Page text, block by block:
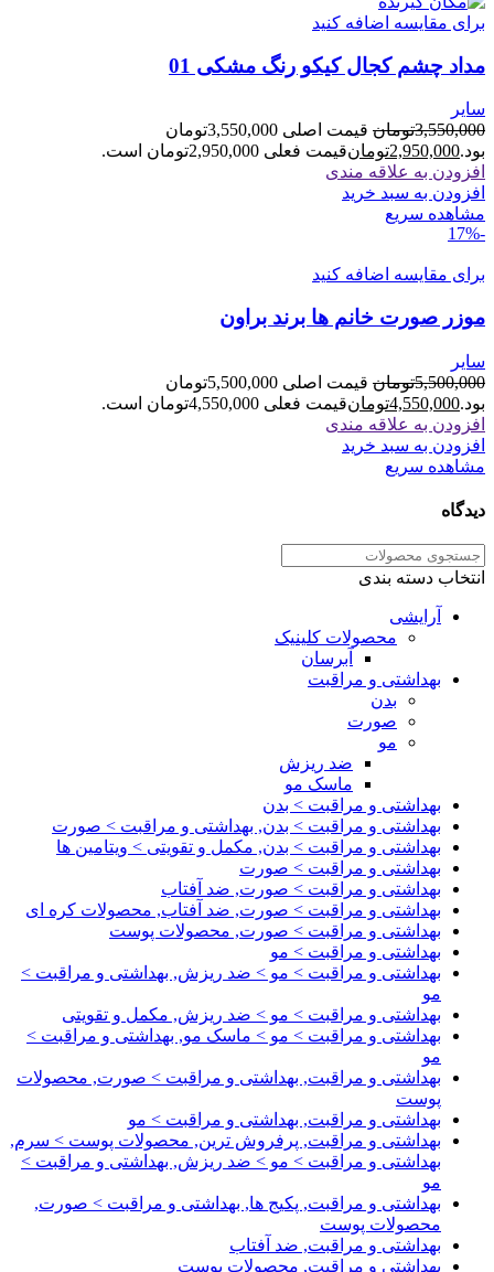
برای مقایسه اضافه کنید
مداد چشم کجال کیکو رنگ مشکی 01
سایر
3,550,000تومان
قیمت اصلی 3,550,000تومان
بود.2,950,000تومانقیمت فعلی 2,950,000تومان است.
افزودن به علاقه مندی
افزودن به سبد خرید
مشاهده سریع
-17%
برای مقایسه اضافه کنید
موزر صورت خانم ها برند براون
سایر
5,500,000تومان
قیمت اصلی 5,500,000تومان
بود.4,550,000تومانقیمت فعلی 4,550,000تومان است.
افزودن به علاقه مندی
افزودن به سبد خرید
مشاهده سریع
دیدگاه
انتخاب دسته بندی
آرایشی
محصولات کلینیک
آبرسان
بهداشتی و مراقبت
بدن
صورت
مو
ضد ریزش
ماسک مو
بهداشتی و مراقبت > بدن
بهداشتی و مراقبت > بدن, بهداشتی و مراقبت > صورت
بهداشتی و مراقبت > بدن, مکمل و تقویتی > ویتامین ها
بهداشتی و مراقبت > صورت
بهداشتی و مراقبت > صورت, ضد آفتاب
بهداشتی و مراقبت > صورت, ضد آفتاب, محصولات کره ای
بهداشتی و مراقبت > صورت, محصولات پوست
بهداشتی و مراقبت > مو
بهداشتی و مراقبت > مو > ضد ریزش, بهداشتی و مراقبت >
مو
بهداشتی و مراقبت > مو > ضد ریزش, مکمل و تقویتی
بهداشتی و مراقبت > مو > ماسک مو, بهداشتی و مراقبت >
مو
بهداشتی و مراقبت, بهداشتی و مراقبت > صورت, محصولات
پوست
بهداشتی و مراقبت, بهداشتی و مراقبت > مو
بهداشتی و مراقبت, پرفروش ترین, محصولات پوست > سرم,
بهداشتی و مراقبت > مو > ضد ریزش, بهداشتی و مراقبت >
مو
بهداشتی و مراقبت, پکیج ها, بهداشتی و مراقبت > صورت,
محصولات پوست
بهداشتی و مراقبت, ضد آفتاب
بهداشتی و مراقبت, محصولات پوست